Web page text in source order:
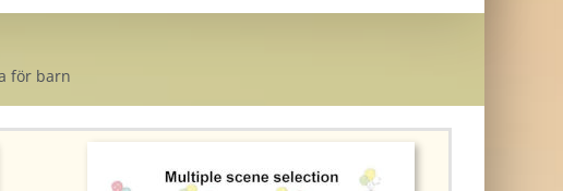
för barn